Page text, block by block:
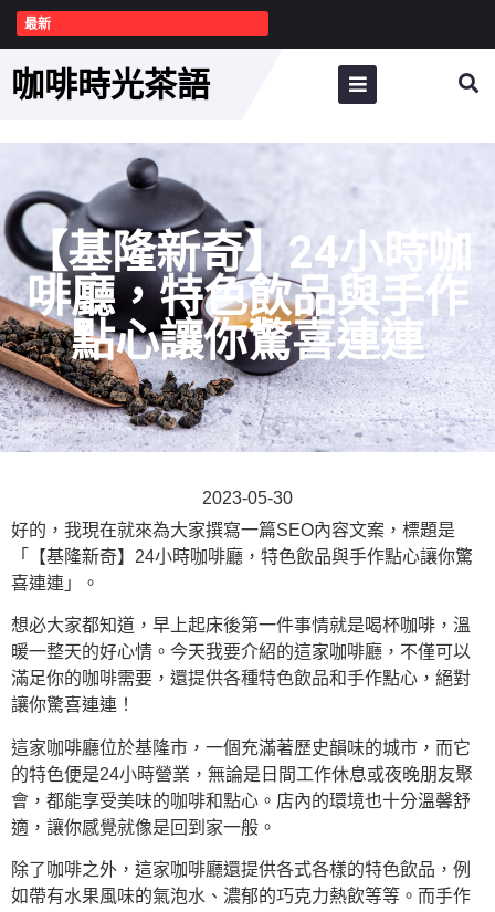
最新
咖啡時光茶語
【基隆新奇】24小時咖
啡廳，特色飲品與手作
點心讓你驚喜連連
2023-05-30
好的，我現在就來為大家撰寫一篇SEO內容文案，標題是
「【基隆新奇】24小時咖啡廳，特色飲品與手作點心讓你驚
喜連連」。
想必大家都知道，早上起床後第一件事情就是喝杯咖啡，溫
暖一整天的好心情。今天我要介紹的這家咖啡廳，不僅可以
滿足你的咖啡需要，還提供各種特色飲品和手作點心，絕對
讓你驚喜連連！
這家咖啡廳位於基隆市，一個充滿著歷史韻味的城市，而它
的特色便是24小時營業，無論是日間工作休息或夜晚朋友聚
會，都能享受美味的咖啡和點心。店內的環境也十分溫馨舒
適，讓你感覺就像是回到家一般。
除了咖啡之外，這家咖啡廳還提供各式各樣的特色飲品，例
如帶有水果風味的氣泡水、濃郁的巧克力熱飲等等。而手作